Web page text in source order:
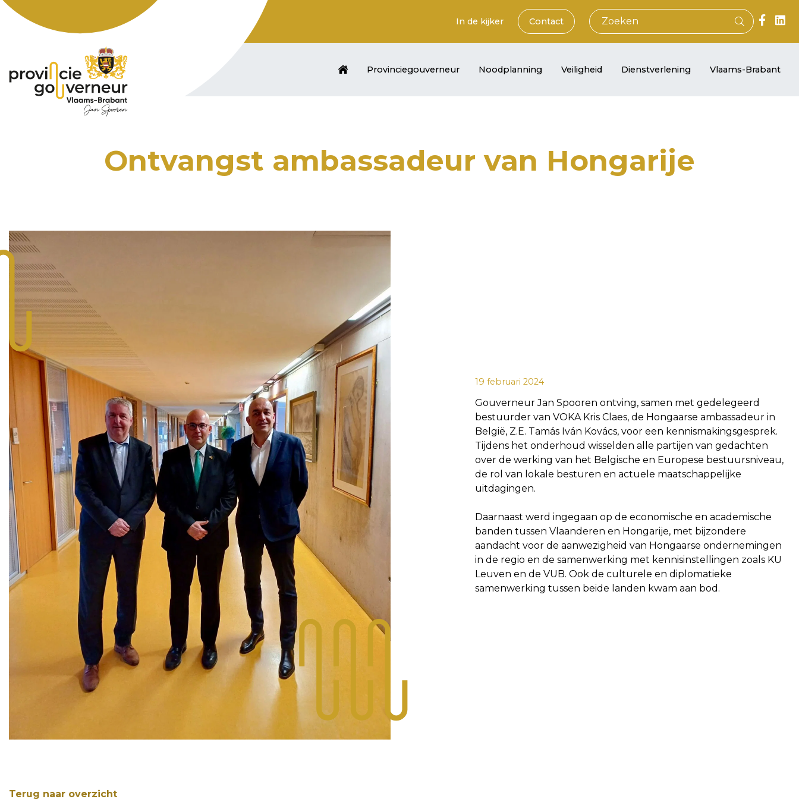
In de kijker Contact
Provinciegouverneur Noodplanning Veiligheid Dienstverlening Vlaams-Brabant
Ontvangst ambassadeur van Hongarije
19 februari 2024
Gouverneur Jan Spooren ontving, samen met gedelegeerd
bestuurder van VOKA Kris Claes, de Hongaarse ambassadeur in
België, Z.E. Tamás Iván Kovács, voor een kennismakingsgesprek.
Tijdens het onderhoud wisselden alle partijen van gedachten
over de werking van het Belgische en Europese bestuursniveau,
de rol van lokale besturen en actuele maatschappelijke
uitdagingen.
Daarnaast werd ingegaan op de economische en academische
banden tussen Vlaanderen en Hongarije, met bijzondere
aandacht voor de aanwezigheid van Hongaarse ondernemingen
in de regio en de samenwerking met kennisinstellingen zoals KU
Leuven en de VUB. Ook de culturele en diplomatieke
samenwerking tussen beide landen kwam aan bod.
Terug naar overzicht